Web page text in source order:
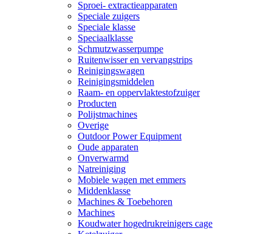
Sproei- extractieapparaten
Speciale zuigers
Speciale klasse
Speciaalklasse
Schmutzwasserpumpe
Ruitenwisser en vervangstrips
Reinigingswagen
Reinigingsmiddelen
Raam- en oppervlaktestofzuiger
Producten
Polijstmachines
Overige
Outdoor Power Equipment
Oude apparaten
Onverwarmd
Natreiniging
Mobiele wagen met emmers
Middenklasse
Machines & Toebehoren
Machines
Koudwater hogedrukreinigers cage